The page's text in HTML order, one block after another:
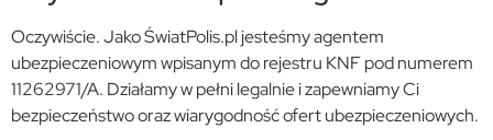
Oczywiście. Jako ŚwiatPolis.pl jesteśmy agentem
ubezpieczeniowym wpisanym do rejestru KNF pod numerem
11262971/A. Działamy w pełni legalnie i zapewniamy Ci
bezpieczeństwo oraz wiarygodność ofert ubezpieczeniowych.